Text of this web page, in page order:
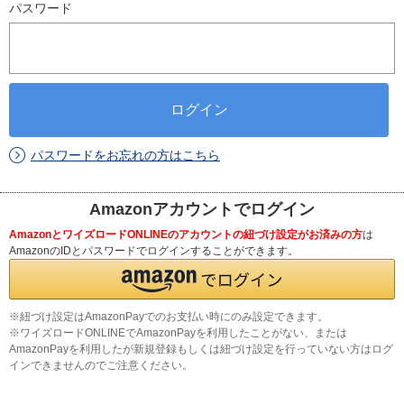
パスワード
パスワードをお忘れの方はこちら
Amazonアカウントでログイン
AmazonとワイズロードONLINEのアカウントの紐づけ設定がお済みの方は
AmazonのIDとパスワードでログインすることができます。
※紐づけ設定はAmazonPayでのお支払い時にのみ設定できます。
※ワイズロードONLINEでAmazonPayを利用したことがない、または
AmazonPayを利用したが新規登録もしくは紐づけ設定を行っていない方はログ
インできませんのでご注意ください。